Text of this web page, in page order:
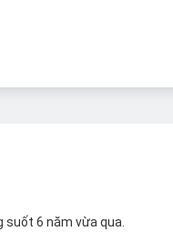
6 năm vừa qua.